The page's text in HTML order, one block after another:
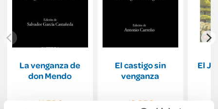
La venganza de
don Mendo
11,50€
El castigo sin
venganza
13,95€
El